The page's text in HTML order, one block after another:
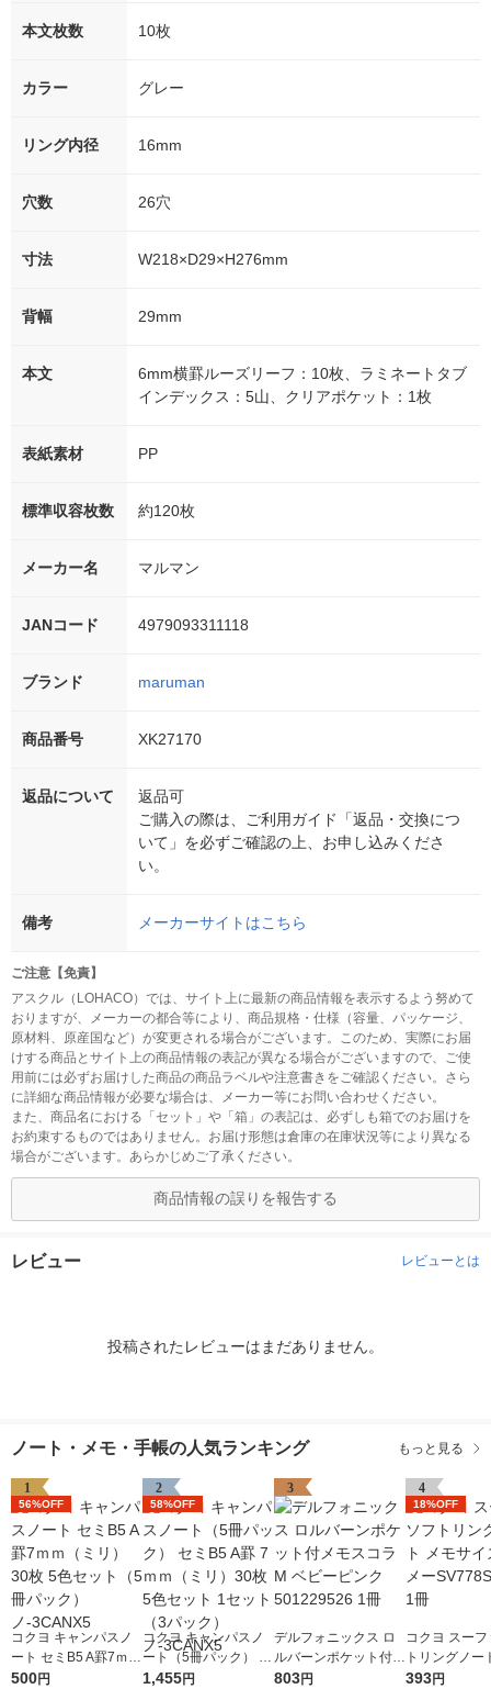
本文枚数 10枚
カラー グレー
リング内径 16mm
穴数 26穴
寸法 W218×D29×H276mm
背幅 29mm
本文
6mm横罫ルーズリーフ：10枚、ラミネートタブ
インデックス：5山、クリアポケット：1枚
表紙素材 PP
標準収容枚数 約120枚
メーカー名 マルマン
JANコード 4979093311118
ブランド maruman
商品番号 XK27170
返品について
返品可
ご購入の際は、ご利用ガイド「返品・交換につ
いて」を必ずご確認の上、お申し込みくださ
い。
備考 メーカーサイトはこちら
ご注意【免責】
アスクル（LOHACO）では、サイト上に最新の商品情報を表示するよう努めて
おりますが、メーカーの都合等により、商品規格・仕様（容量、パッケージ、
原材料、原産国など）が変更される場合がございます。このため、実際にお届
けする商品とサイト上の商品情報の表記が異なる場合がございますので、ご使
用前には必ずお届けした商品の商品ラベルや注意書きをご確認ください。さら
に詳細な商品情報が必要な場合は、メーカー等にお問い合わせください。
また、商品名における「セット」や「箱」の表記は、必ずしも箱でのお届けを
お約束するものではありません。お届け形態は倉庫の在庫状況等により異なる
場合がございます。あらかじめご了承ください。
商品情報の誤りを報告する
レビュー レビューとは
投稿されたレビューはまだありません。
ノート・メモ・手帳の人気ランキング もっと見る
1
56%OFF
コクヨ キャンパスノ
ート セミB5 A罫7ｍｍ
（ミリ） 30枚 5色セ
500円
2
58%OFF
コクヨ キャンパスノ
ート（5冊パック） セ
ミB5 A罫 7ｍｍ（ミ
1,455円
3
デルフォニックス ロ
ルバーンポケット付メ
モスコラM ベビーピ
803円
4
18%OFF
コクヨ スー
トリングノー
サイズ 青 メ
393円